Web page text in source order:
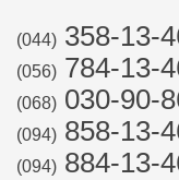
(044) 358-13-
(056) 784-13-
(068) 030-90-
(094) 858-13-
(094) 884-13-